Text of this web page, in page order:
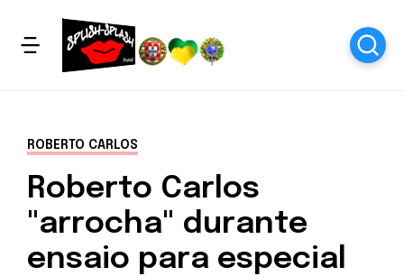
ROBERTO CARLOS
Roberto Carlos
"arrocha" durante
ensaio para especial